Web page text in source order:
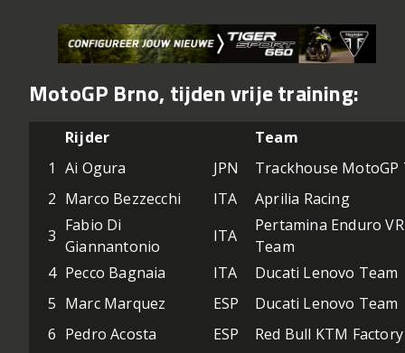
MotoGP Brno, tijden vrije training:
Rijder
Team
1 Ai Ogura JPN
Trackhouse MotoGP
2 Marco Bezzecchi ITA
Aprilia Racing
3
Fabio Di
Giannantonio
ITA
Pertamina Enduro
Team
4 Pecco Bagnaia ITA
Ducati Lenovo Team
5 Marc Marquez ESP
Ducati Lenovo Team
6 Pedro Acosta ESP
Red Bull KTM